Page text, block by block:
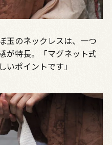
玉のネックレスは、一つ
が特長。「マグネット式
いポイントです」